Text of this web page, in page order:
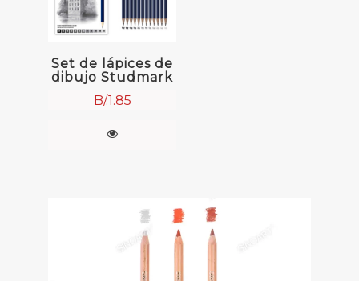
Set de lápices de
dibujo Studmark
B/.1.85